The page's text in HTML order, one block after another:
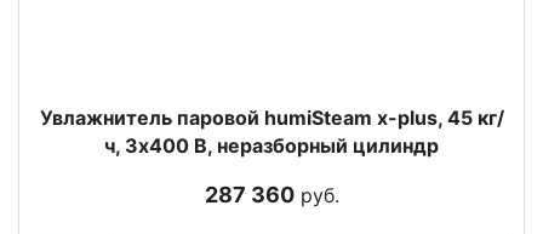
Увлажнитель паровой humiSteam x-plus, 45 кг/
ч, 3х400 В, неразборный цилиндр
287 360руб.